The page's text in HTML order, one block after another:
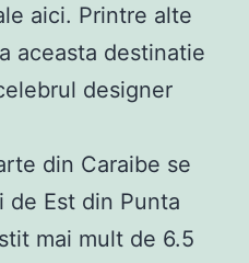
aici. Printre alte
aceasta destinatie
designer
din Caraibe se
de Est din Punta
mai mult de 6.5